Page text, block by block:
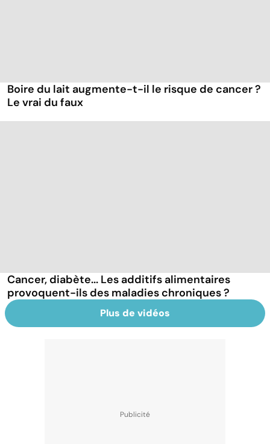
Boire du lait augmente-t-il le risque de cancer ?
Le vrai du faux
Cancer, diabète... Les additifs alimentaires
provoquent-ils des maladies chroniques ?
Plus de vidéos